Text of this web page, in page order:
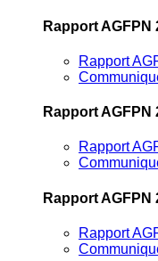
Rapport AGFPN
Rapport
Rapport AGFPN
Rapport
Rapport AGFPN
Rapport